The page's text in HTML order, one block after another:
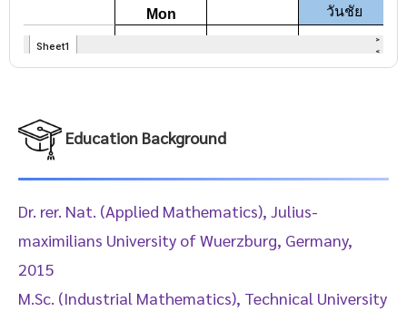
Education Background
Dr. rer. Nat. (Applied Mathematics), Julius-
maximilians University of Wuerzburg, Germany,
2015
M.Sc. (Industrial Mathematics), Technical University